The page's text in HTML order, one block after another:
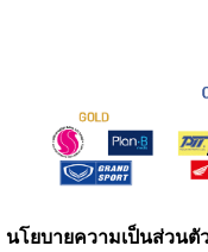
นโยบายความเป็นส่วน